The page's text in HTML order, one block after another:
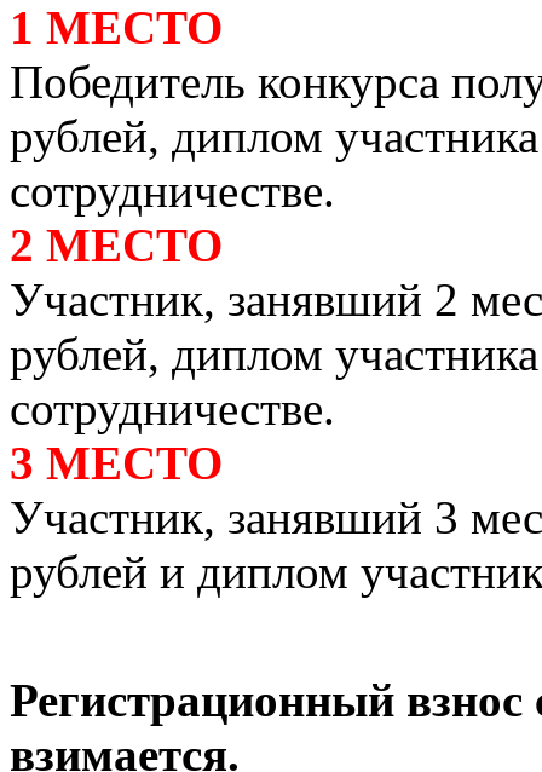
1 МЕСТО
Победитель конкурса
рублей, диплом
сотрудничестве.
2 МЕСТО
Участник, занявший 2
рублей, диплом
сотрудничестве.
3 МЕСТО
Участник, занявший 3
рублей и диплом
Регистрационный
взимается.